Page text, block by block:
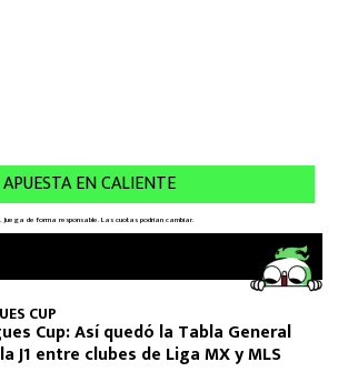
CUP
Cup: Así quedó la Tabla General
J1 entre clubes de Liga MX y MLS